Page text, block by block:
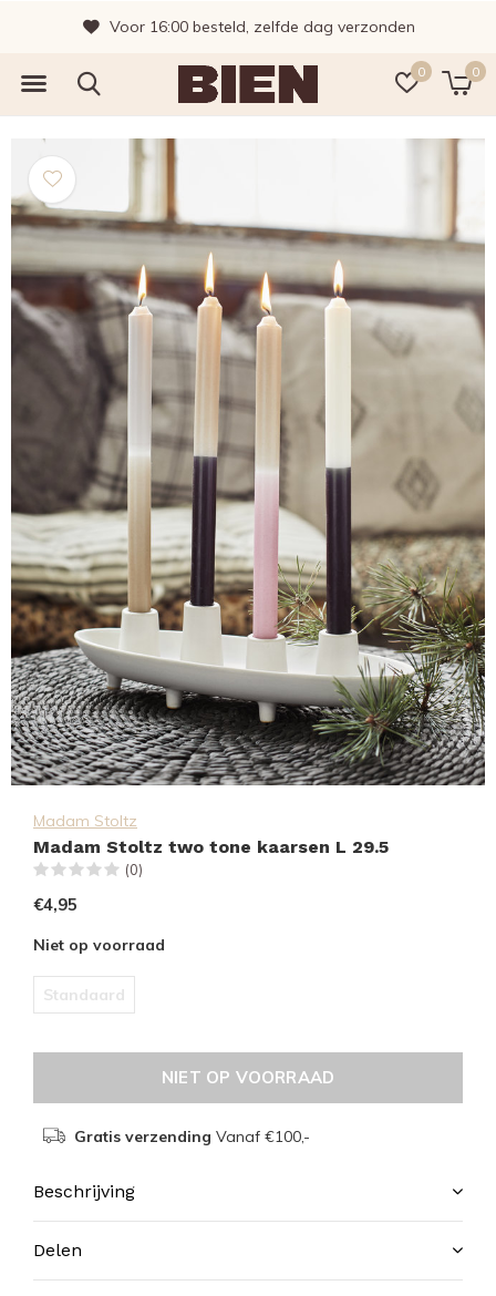
0 0
Voor 16:00 besteld, zelfde dag verzonden
Madam Stoltz
Madam Stoltz two tone kaarsen L 29.5
(0)
€4,95
Niet op voorraad
Standaard
NIET OP VOORRAAD
Gratis verzending Vanaf €100,-
Beschrijving
Delen